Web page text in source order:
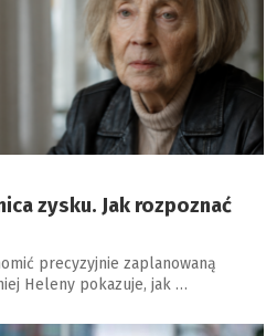
zysku. Jak rozpoznać
precyzyjnie zaplanowaną
Heleny pokazuje, jak …